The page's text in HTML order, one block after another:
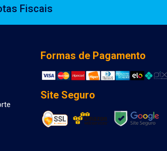
Fiscais
Formas de Pagamento
Site Seguro